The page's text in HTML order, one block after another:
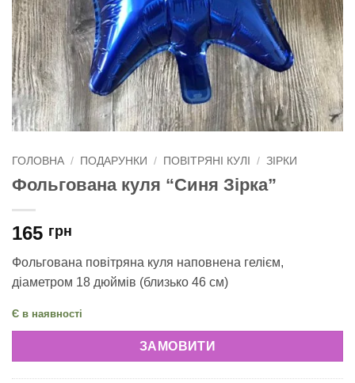
ГОЛОВНА / ПОДАРУНКИ / ПОВІТРЯНІ КУЛІ / ЗІРКИ
Фольгована куля “Синя Зірка”
165 грн
Фольгована повітряна куля наповнена гелієм,
діаметром 18 дюймів (близько 46 см)
Є в наявності
ЗАМОВИТИ